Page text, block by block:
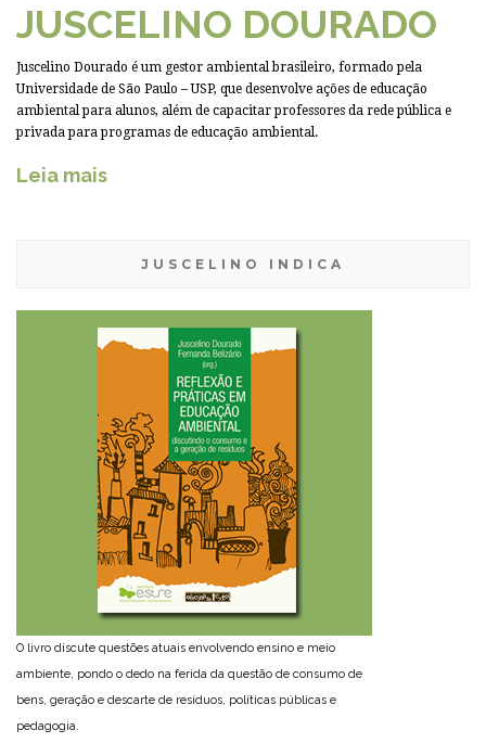
JUSCELINO DOURADO
Juscelino Dourado é um gestor ambiental brasileiro, formado pela
Universidade de São Paulo – USP, que desenvolve ações de educação
ambiental para alunos, além de capacitar professores da rede pública e
privada para programas de educação ambiental.
Leia mais
JUSCELINO INDICA
O livro discute questões atuais envolvendo ensino e meio
ambiente, pondo o dedo na ferida da questão de consumo de
bens, geração e descarte de resíduos, políticas públicas e
pedagogia.